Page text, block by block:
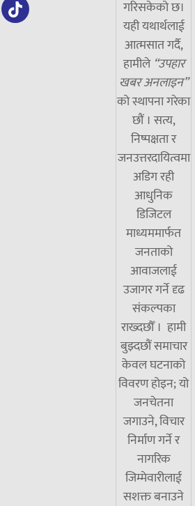
गरिसकेको छ।
यही यथार्थलाई
आत्मसात गर्दै,
हामीले “उपहार
खबर अनलाइन”
को स्थापना गरेका
छौं । सत्य,
निष्पक्षता र
जनउत्तरदायित्वमा
अडिग रही
आधुनिक
डिजिटल
माध्यममार्फत
जनताको
आवाजलाई
उजागर गर्ने दृढ
संकल्पका
राख्दछौँ । हामी
बुझ्दछौं समाचार
केवल घटनाको
विवरण होइन; यो
जनचेतना
जगाउने, विचार
निर्माण गर्ने र
नागरिक
जिम्मेवारीलाई
सशक्त बनाउने